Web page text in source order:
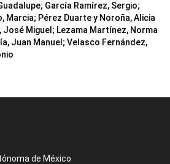
García Ramírez, Sergio;
Marcia; Pérez Duarte y Noroña, Alicia
José Miguel; Lezama Martínez, Norma
Juan Manuel; Velasco Fernández,
de México